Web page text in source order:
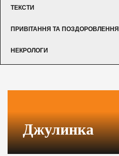
ТЕКСТИ
ПРИВІТАННЯ ТА ПОЗДОРОВЛЕННЯ
НЕКРОЛОГИ
Джулинка